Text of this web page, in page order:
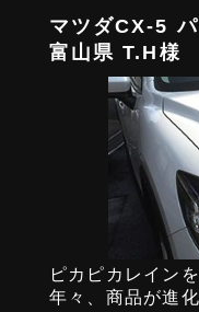
マツダCX-5
富山県 T.H様
ピカピカレイン
年々、商品が進